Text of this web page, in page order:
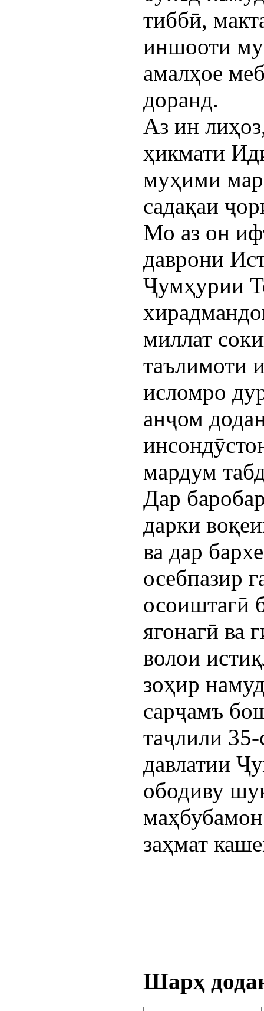
тиббӣ,
иншооти
амалҳое
доранд.
Аз ин
ҳикмати
муҳими
садақаи
Мо аз он
даврони
Ҷумҳурии
миллат
таълимоти
исломро
анҷом
мардум
Дар
дарки
ва дар
осебпазир
осоиштагӣ
ягонагӣ ва
волои
зоҳир
сарҷамъ
таҷлили
давлатии
ободиву
заҳмат
Шарҳ